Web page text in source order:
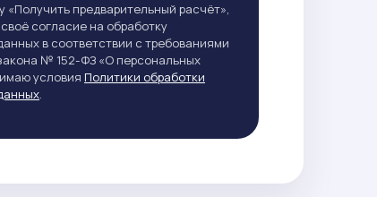
«Получить предварительный расчёт»,
согласие на обработку
в соответствии с требованиями
№ 152-ФЗ «О персональных
условия Политики обработки
.